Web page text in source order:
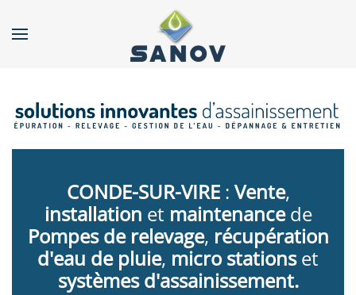
Accéder au contenu principal
CONDE-SUR-VIRE: Vente,
installation et maintenancede
Pompes de relevage, récupération
d'eau de pluie, micro stationset
systèmes d'assainissement.